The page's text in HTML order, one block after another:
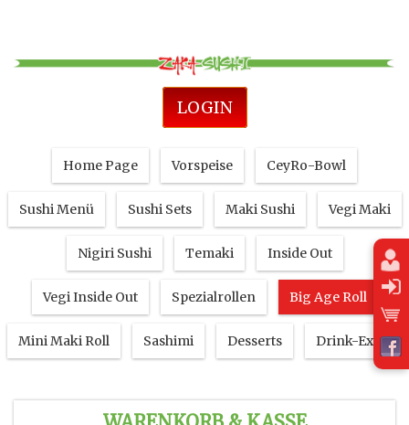
LOGIN
Home Page Vorspeise CeyRo-Bowl
Sushi Menü Sushi Sets Maki Sushi Vegi Maki
Nigiri Sushi Temaki Inside Out
Vegi Inside Out Spezialrollen Big Age Roll
Mini Maki Roll Sashimi Desserts Drink-Extra